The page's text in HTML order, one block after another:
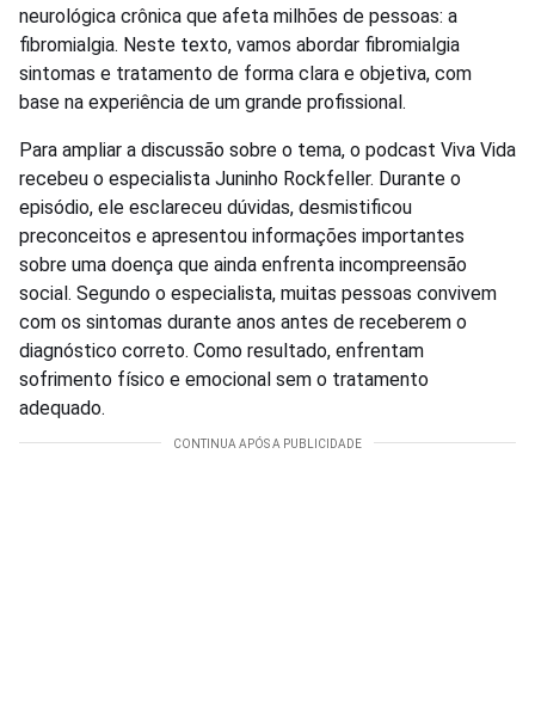
neurológica crônica que afeta milhões de pessoas: a
fibromialgia. Neste texto, vamos abordar fibromialgia
sintomas e tratamento de forma clara e objetiva, com
base na experiência de um grande profissional.
Para ampliar a discussão sobre o tema, o podcast Viva Vida
recebeu o especialista Juninho Rockfeller. Durante o
episódio, ele esclareceu dúvidas, desmistificou
preconceitos e apresentou informações importantes
sobre uma doença que ainda enfrenta incompreensão
social. Segundo o especialista, muitas pessoas convivem
com os sintomas durante anos antes de receberem o
diagnóstico correto. Como resultado, enfrentam
sofrimento físico e emocional sem o tratamento
adequado.